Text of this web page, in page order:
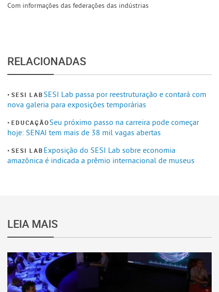
Com informações das federações das indústrias
RELACIONADAS
SESI LAB SESI Lab passa por reestruturação e contará com
nova galeria para exposições temporárias
EDUCAÇÃOSeu próximo passo na carreira pode começar
hoje: SENAI tem mais de 38 mil vagas abertas
SESI LAB Exposição do SESI Lab sobre economia
amazônica é indicada a prêmio internacional de museus
LEIA MAIS